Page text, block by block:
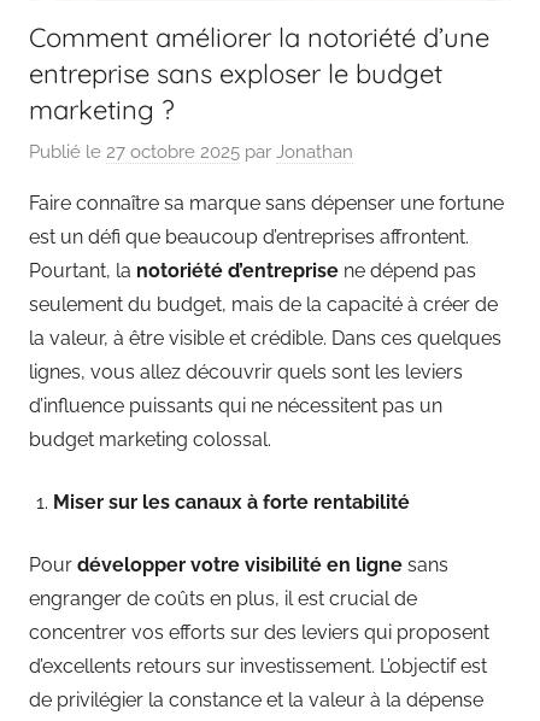
Comment améliorer la notoriété d’une
entreprise sans exploser le budget
marketing ?
Publié le 27 octobre 2025 par Jonathan
Faire connaître sa marque sans dépenser une fortune
est un défi que beaucoup d’entreprises affrontent.
Pourtant, la notoriété d’entreprise ne dépend pas
seulement du budget, mais de la capacité à créer de
la valeur, à être visible et crédible. Dans ces quelques
lignes, vous allez découvrir quels sont les leviers
d’influence puissants qui ne nécessitent pas un
budget marketing colossal.
Miser sur les canaux à forte rentabilité
Pour développer votre visibilité en ligne sans
engranger de coûts en plus, il est crucial de
concentrer vos efforts sur des leviers qui proposent
d’excellents retours sur investissement. L’objectif est
de privilégier la constance et la valeur à la dépense